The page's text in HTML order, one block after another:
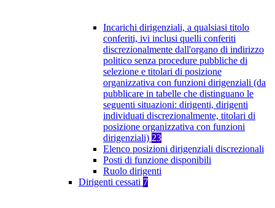
Incarichi dirigenziali, a qualsiasi titolo
conferiti, ivi inclusi quelli conferiti
discrezionalmente dall'organo di indirizzo
politico senza procedure pubbliche di
selezione e titolari di posizione
organizzativa con funzioni dirigenziali (da
pubblicare in tabelle che distinguano le
seguenti situazioni: dirigenti, dirigenti
individuati discrezionalmente, titolari di
posizione organizzativa con funzioni
dirigenziali) 23
Elenco posizioni dirigenziali discrezionali
Posti di funzione disponibili
Ruolo dirigenti
Dirigenti cessati 7